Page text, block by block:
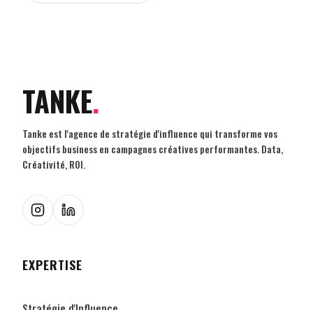
TANKE.
Tanke est l'agence de stratégie d'influence qui transforme vos
objectifs business en campagnes créatives performantes. Data,
Créativité, ROI.
EXPERTISE